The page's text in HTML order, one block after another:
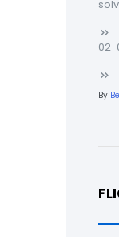
02-
By